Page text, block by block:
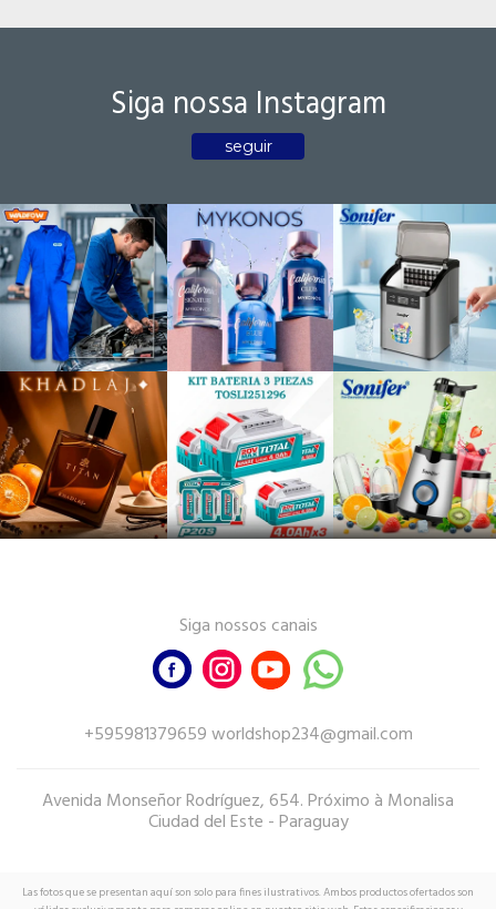
Siga nossa Instagram
seguir
Siga nossos canais
+595981379659 worldshop234@gmail.com
Avenida Monseñor Rodríguez, 654. Próximo à Monalisa
Ciudad del Este - Paraguay
Las fotos que se presentan aquí son solo para fines ilustrativos. Ambos productos ofertados son